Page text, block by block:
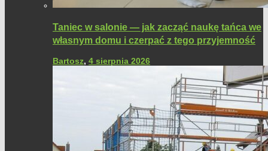
Taniec w salonie — jak zacząć naukę tańca we
własnym domu i czerpać z tego przyjemność
Bartosz, 4 sierpnia 2026